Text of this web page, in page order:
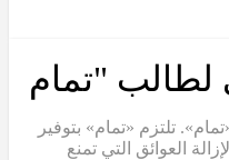
لطالب "تمام
تلتزم «تمام» بتوفير
العوائق التي تمنع